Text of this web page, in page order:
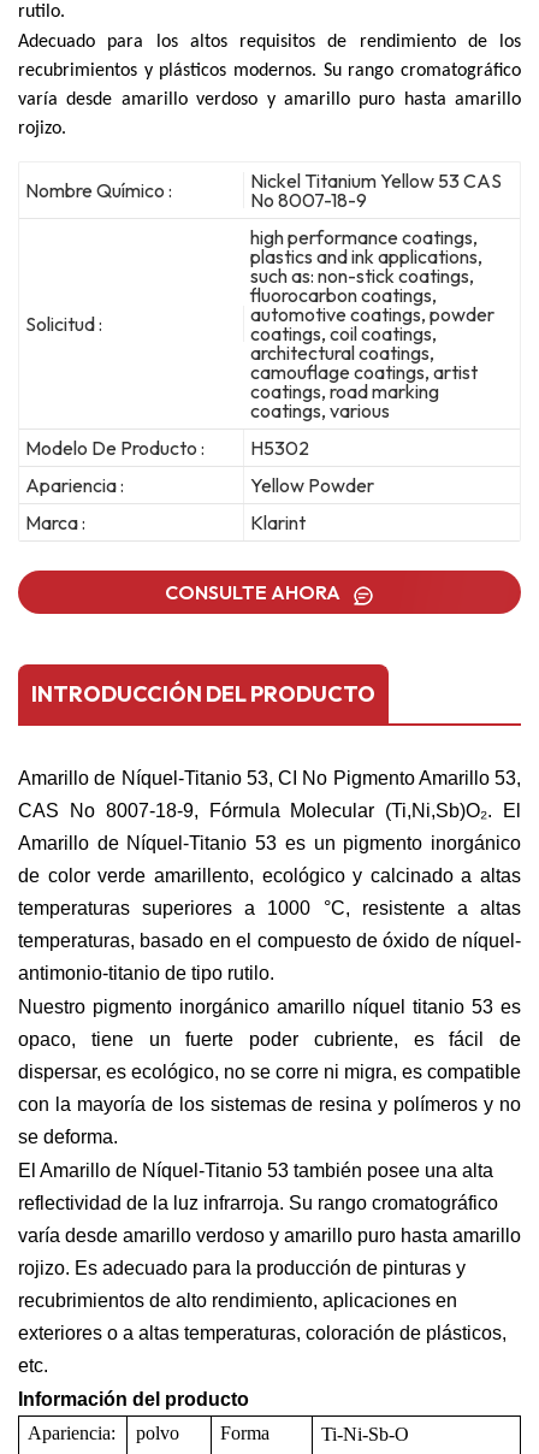
rutilo.
Adecuado para los altos requisitos de rendimiento de los
recubrimientos y plásticos modernos. Su rango cromatográfico
varía desde amarillo verdoso y amarillo puro hasta amarillo
rojizo.
Nombre Químico :
Nickel Titanium Yellow 53 CAS
No 8007-18-9
Solicitud :
high performance coatings,
plastics and ink applications,
such as: non-stick coatings,
fluorocarbon coatings,
automotive coatings, powder
coatings, coil coatings,
architectural coatings,
camouflage coatings, artist
coatings, road marking
coatings, various
Modelo De Producto :
H5302
Apariencia :
Yellow Powder
Marca :
Klarint
CONSULTE AHORA
INTRODUCCIÓN DEL PRODUCTO
Amarillo de Níquel-Titanio 53, CI No Pigmento Amarillo 53,
CAS No 8007-18-9, Fórmula Molecular (Ti,Ni,Sb)O₂. El
Amarillo de Níquel-Titanio 53 es un pigmento inorgánico
de color verde amarillento, ecológico y calcinado a altas
temperaturas superiores a 1000 °C, resistente a altas
temperaturas, basado en el compuesto de óxido de níquel-
antimonio-titanio de tipo rutilo.
Nuestro pigmento inorgánico amarillo níquel titanio 53 es
opaco, tiene un fuerte poder cubriente, es fácil de
dispersar, es ecológico, no se corre ni migra, es compatible
con la mayoría de los sistemas de resina y polímeros y no
se deforma.
El Amarillo de Níquel-Titanio 53 también posee una alta
reflectividad de la luz infrarroja. Su rango cromatográfico
varía desde amarillo verdoso y amarillo puro hasta amarillo
rojizo. Es adecuado para la producción de pinturas y
recubrimientos de alto rendimiento, aplicaciones en
exteriores o a altas temperaturas, coloración de plásticos,
etc.
Información del producto
Apariencia:
polvo
Forma
Ti-Ni-Sb-O